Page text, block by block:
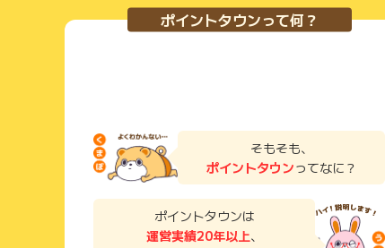
ポイントタウンって何？
そもそも、
ポイントタウンってなに？
ポイントタウンは
運営実績20年以上、